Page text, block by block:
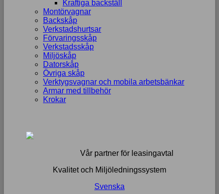
Kraftiga backställ
Montörvagnar
Backskåp
Verkstadshurtsar
Förvaringsskåp
Verkstadsskåp
Miljöskåp
Datorskåp
Övriga skåp
Verktygsvagnar och mobila arbetsbänkar
Armar med tillbehör
Krokar
Vår partner för leasingavtal
Kvalitet och Miljöledningssystem
Svenska